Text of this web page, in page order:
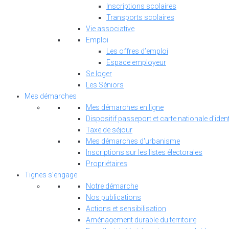
Inscriptions scolaires
Transports scolaires
Vie associative
Emploi
Les offres d’emploi
Espace employeur
Se loger
Les Séniors
Mes démarches
Mes démarches en ligne
Dispositif passeport et carte nationale
Taxe de séjour
Mes démarches d'urbanisme
Inscriptions sur les listes électorales
Propriétaires
Tignes s’engage
Notre démarche
Nos publications
Actions et sensibilisation
Aménagement durable du territoire